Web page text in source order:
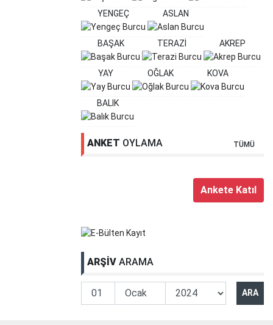
YENGEÇ ASLAN
BAŞAK TERAZİ AKREP
YAY OĞLAK KOVA
BALIK
ANKET OYLAMA TÜMÜ
ARŞİV ARAMA